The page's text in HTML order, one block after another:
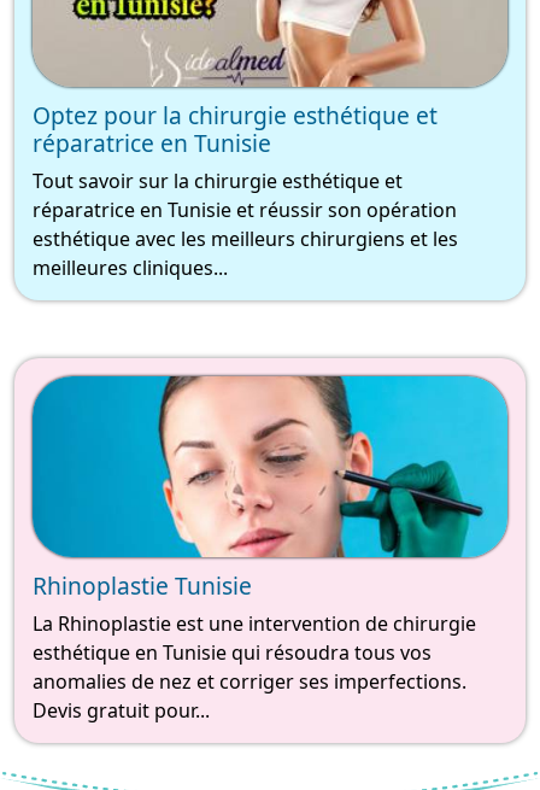
Optez pour la chirurgie esthétique et
réparatrice en Tunisie
Tout savoir sur la chirurgie esthétique et
réparatrice en Tunisie et réussir son opération
esthétique avec les meilleurs chirurgiens et les
meilleures cliniques...
Rhinoplastie Tunisie
La Rhinoplastie est une intervention de chirurgie
esthétique en Tunisie qui résoudra tous vos
anomalies de nez et corriger ses imperfections.
Devis gratuit pour...